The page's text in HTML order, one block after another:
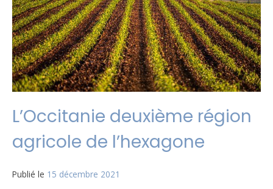
L’Occitanie deuxième région
agricole de l’hexagone
Publié le 15 décembre 2021